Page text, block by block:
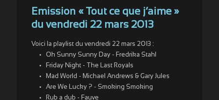
Emission « Tout ce que j’aime »
du vendredi 22 mars 2013
Voici la playlist du vendredi 22 mars 2013 :
Oh Sunny Sunny Day - Fredrika Stahl
Friday Night - The Last Royals
Mad World - Michael Andrews & Gary Jules
Are We Lucky ? - Smoking Smoking
Rub a dub - Fauve